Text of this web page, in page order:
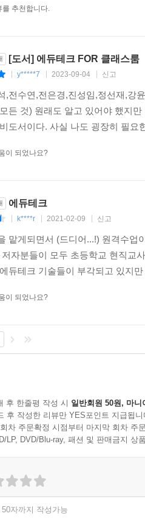
를 추천합니다.
[도서] 에듀테크 FOR 클래스룸
y*****7 2023-09-04 신고
,전수연,전은경,진성임,정선재,강
든 것) 원래도 알고 있어야 했지
도서이다. 사실 나도 굉장히 필
이 되었나요?
에듀테크
k****r 2021-02-09 신고
맡게되면서 (드디어...!) 원격수업
저자분들이 모두 초등학교 현직교
듀테크 기술들이 부각되고 있지
이 되었나요?
후 한줄평 작성 시 일반회원 50원, 마니
후 작성한 리뷰만 YES포인트 지급됩니
차 주문확정 시점부터 마지막 회차 주
LP, DVD/Blu-ray, 패션 및 판매금지 상
자까지 작성가능